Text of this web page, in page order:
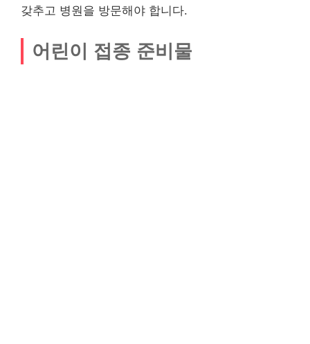
갖추고 병원을 방문해야 합니다.
어린이 접종 준비물